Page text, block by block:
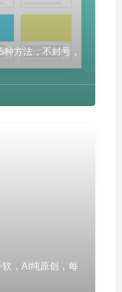
方法，不封号，
，AI纯原创，每